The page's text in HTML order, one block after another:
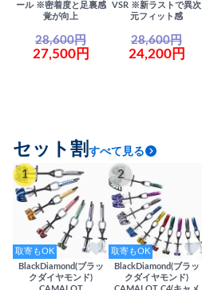
ール ※密着度と足裏感
覚が向上
28,600円
27,500円
VSR ※新ラストで異次
元フィット感
28,600円
24,200円
セット割 すべて見る
1
取寄もOK
BlackDiamond(ブラッ
クダイヤモンド)
2
取寄もOK
BlackDiamond(ブラッ
クダイヤモンド)